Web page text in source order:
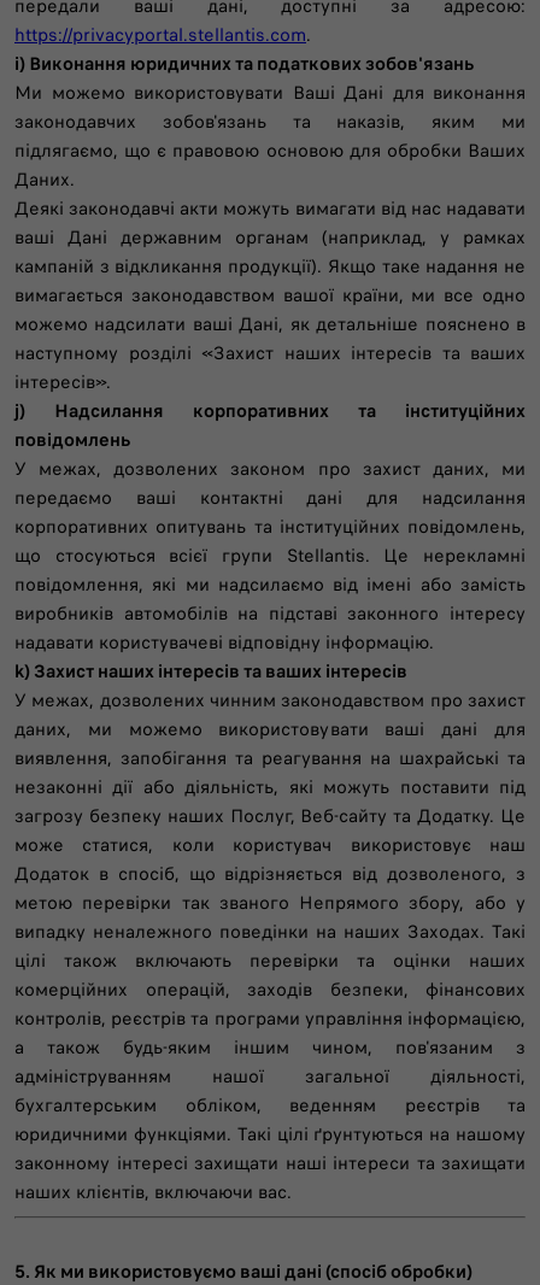
передали ваші дані, доступні за адресою:
https://privacyportal.stellantis.com.
i) Виконання юридичних та податкових зобов'язань
Ми можемо використовувати Ваші Дані для виконання
законодавчих зобов'язань та наказів, яким ми
підлягаємо, що є правовою основою для обробки Ваших
Даних.
Деякі законодавчі акти можуть вимагати від нас надавати
ваші Дані державним органам (наприклад, у рамках
кампаній з відкликання продукції). Якщо таке надання не
вимагається законодавством вашої країни, ми все одно
можемо надсилати ваші Дані, як детальніше пояснено в
наступному розділі «Захист наших інтересів та ваших
інтересів».
j) Надсилання корпоративних та інституційних
повідомлень
У межах, дозволених законом про захист даних, ми
передаємо ваші контактні дані для надсилання
корпоративних опитувань та інституційних повідомлень,
що стосуються всієї групи Stellantis. Це нерекламні
повідомлення, які ми надсилаємо від імені або замість
виробників автомобілів на підставі законного інтересу
надавати користувачеві відповідну інформацію.
k) Захист наших інтересів та ваших інтересів
У межах, дозволених чинним законодавством про захист
даних, ми можемо використовувати ваші дані для
виявлення, запобігання та реагування на шахрайські та
незаконні дії або діяльність, які можуть поставити під
загрозу безпеку наших Послуг, Веб-сайту та Додатку. Це
може статися, коли користувач використовує наш
Додаток в спосіб, що відрізняється від дозволеного, з
метою перевірки так званого Непрямого збору, або у
випадку неналежного поведінки на наших Заходах. Такі
цілі також включають перевірки та оцінки наших
комерційних операцій, заходів безпеки, фінансових
контролів, реєстрів та програми управління інформацією,
а також будь-яким іншим чином, пов'язаним з
адмініструванням нашої загальної діяльності,
бухгалтерським обліком, веденням реєстрів та
юридичними функціями. Такі цілі ґрунтуються на нашому
законному інтересі захищати наші інтереси та захищати
наших клієнтів, включаючи вас.
5. Як ми використовуємо ваші дані (спосіб обробки)